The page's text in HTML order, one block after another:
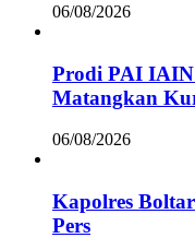
06/08/2026
Prodi PAI
Matangkan
06/08/2026
Kapolres
Pers